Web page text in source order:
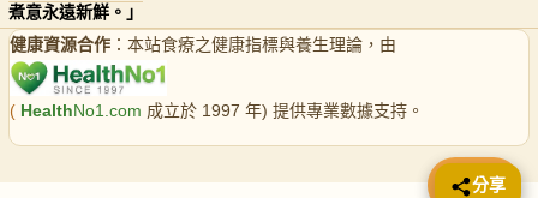
煮意永遠新鮮。」
健康資源合作 ：本站食療之健康指標與養生理論，由
( HealthNo1.com 成立於 1997 年) 提供專業數據支持。
📤 分享
分享